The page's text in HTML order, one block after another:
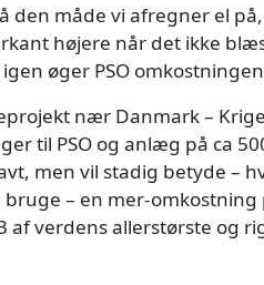
måde vi afregner el på,
højere når det ikke
øger PSO
nær Danmark –
til PSO og anlæg på ca
men vil stadig betyde –
– en mer-omkostning
verdens allerstørste og